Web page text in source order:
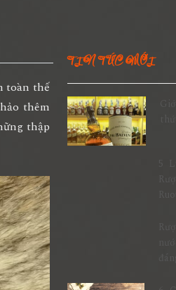
toàn thế
thêm
thập
TIN TỨC MỚI